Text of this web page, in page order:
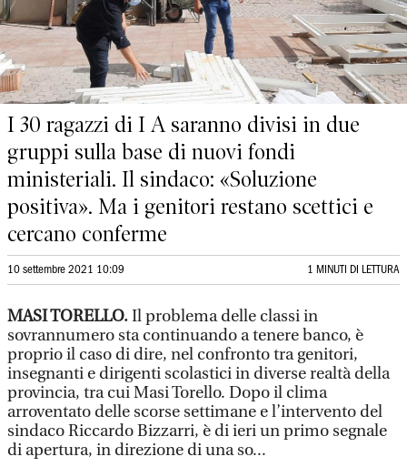
I 30 ragazzi di I A saranno divisi in due
gruppi sulla base di nuovi fondi
ministeriali. Il sindaco: «Soluzione
positiva». Ma i genitori restano scettici e
cercano conferme
10 settembre 2021 10:09 1 MINUTI DI LETTURA
MASI TORELLO.Il problema delle classi in
sovrannumero sta continuando a tenere banco, è
proprio il caso di dire, nel confronto tra genitori,
insegnanti e dirigenti scolastici in diverse realtà della
provincia, tra cui Masi Torello. Dopo il clima
arroventato delle scorse settimane e l’intervento del
sindaco Riccardo Bizzarri, è di ieri un primo segnale
di apertura, in direzione di una so...